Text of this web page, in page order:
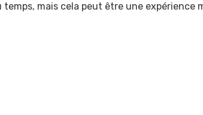
mais cela peut être une expérience